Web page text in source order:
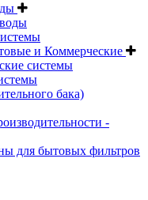
и Коммерческие
системы
бака)
-
для бытовых фильтров